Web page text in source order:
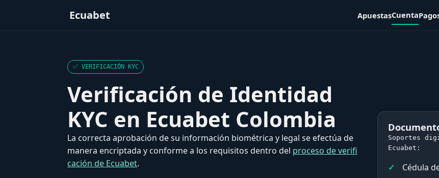
Ecuabet ApuestasCuenta
✅ VERIFICACIÓN KYC
Verificación de Identidad
KYC en Ecuabet Colombia
La correcta aprobación de su información biométrica y legal se efectúa de
manera encriptada y conforme a los requisitos dentro del proceso de verifi
cación de Ecuabet.
Soportes
Ecuabet:
Cédula